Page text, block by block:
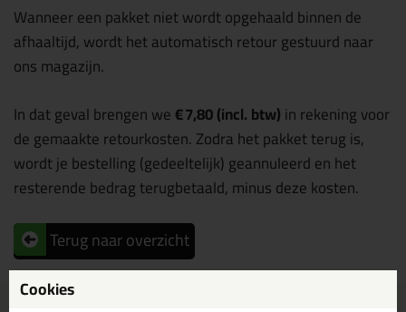
Wanneer een pakket niet wordt opgehaald binnen de
afhaaltijd, wordt het automatisch retour gestuurd naar
ons magazijn.
In dat geval brengen we€ 7,80 (incl. btw)in rekening voor
de gemaakte retourkosten. Zodra het pakket terug is,
wordt je bestelling (gedeeltelijk) geannuleerd en het
resterende bedrag terugbetaald, minus deze kosten.
Terug naar overzicht
Cookies